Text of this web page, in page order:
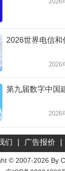
2026世界电信和
2026
第九届数字中国
2026
们 广告报价
© 2007-2026 By